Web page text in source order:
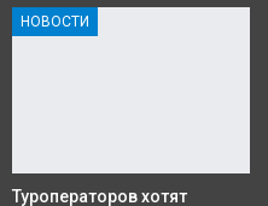
НОВОСТИ
Туроператоров хотят